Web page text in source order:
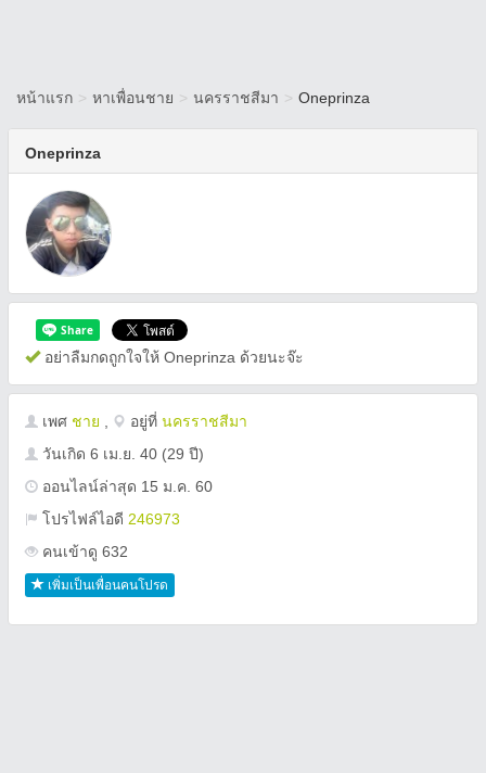
หน้าแรก > หาเพื่อนชาย > นครราชสีมา > Oneprinza
Oneprinza
อย่าลืมกดถูกใจให้ Oneprinza ด้วยนะจ๊ะ
เพศ ชาย อยู่ที่ นครราชสีมา
วันเกิด 6 เม.ย. 40 (29 ปี)
ออนไลน์ล่าสุด 15 ม.ค. 60
โปรไฟล์ไอดี 246973
คนเข้าดู 632
เพิ่มเป็นเพื่อนคนโปรด